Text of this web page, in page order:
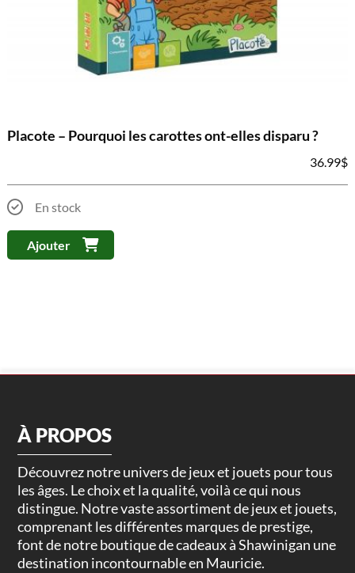
Placote – Pourquoi les carottes ont-elles disparu ?
36.99$
En stock
Ajouter
À PROPOS
Découvrez notre univers de jeux et jouets pour tous
les âges. Le choix et la qualité, voilà ce qui nous
distingue. Notre vaste assortiment de jeux et jouets,
comprenant les différentes marques de prestige,
font de notre boutique de cadeaux à Shawinigan une
destination incontournable en Mauricie.